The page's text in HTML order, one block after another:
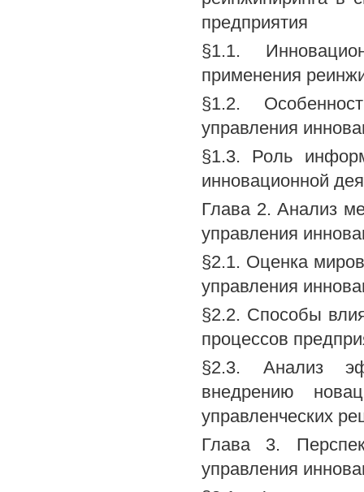
предприятия
§1.1.
применения
§1.2.
управления
§1.3. Роль
инновационной
Глава 2. Анализ
управления
§2.1. Оценка
управления
§2.2. Способы
процессов
§2.3. Анализ
внедрению
управленческих
Глава 3.
управления